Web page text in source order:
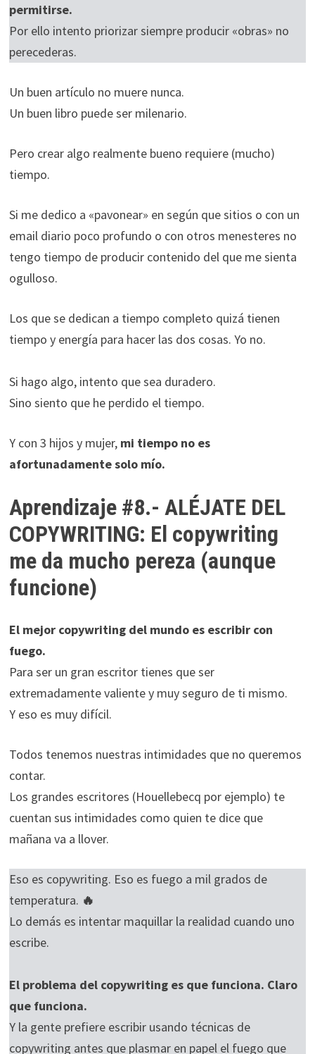
permitirse.
Por ello intento priorizar siempre producir «obras» no
perecederas.
Un buen artículo no muere nunca.
Un buen libro puede ser milenario.
Pero crear algo realmente bueno requiere (mucho)
tiempo.
Si me dedico a «pavonear» en según que sitios o con un
email diario poco profundo o con otros menesteres no
tengo tiempo de producir contenido del que me sienta
ogulloso.
Los que se dedican a tiempo completo quizá tienen
tiempo y energía para hacer las dos cosas. Yo no.
Si hago algo, intento que sea duradero.
Sino siento que he perdido el tiempo.
Y con 3 hijos y mujer, mi tiempo no es
afortunadamente solo mío.
Aprendizaje #8.- ALÉJATE DEL
COPYWRITING: El copywriting
me da mucho pereza (aunque
funcione)
El mejor copywriting del mundo es escribir con
fuego.
Para ser un gran escritor tienes que ser
extremadamente valiente y muy seguro de ti mismo.
Y eso es muy difícil.
Todos tenemos nuestras intimidades que no queremos
contar.
Los grandes escritores (Houellebecq por ejemplo) te
cuentan sus intimidades como quien te dice que
mañana va a llover.
Eso es copywriting. Eso es fuego a mil grados de
temperatura. 🔥
Lo demás es intentar maquillar la realidad cuando uno
escribe.
El problema del copywriting es que funciona. Claro
que funciona.
Y la gente prefiere escribir usando técnicas de
copywriting antes que plasmar en papel el fuego que